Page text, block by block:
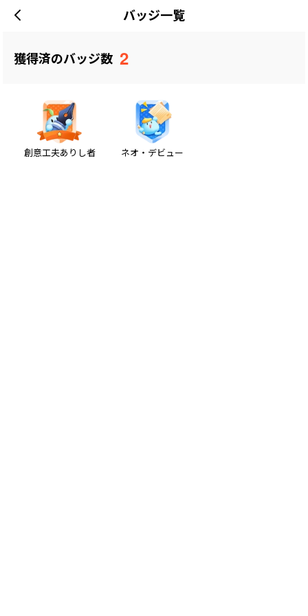
バッジ一覧
獲得済のバッジ数 2
創意工夫ありし者 ネオ・デビュー